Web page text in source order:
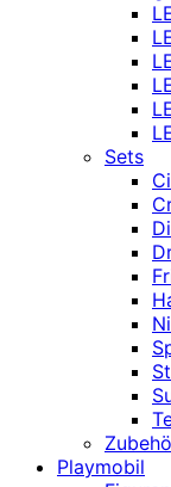
Sets
Playmobil